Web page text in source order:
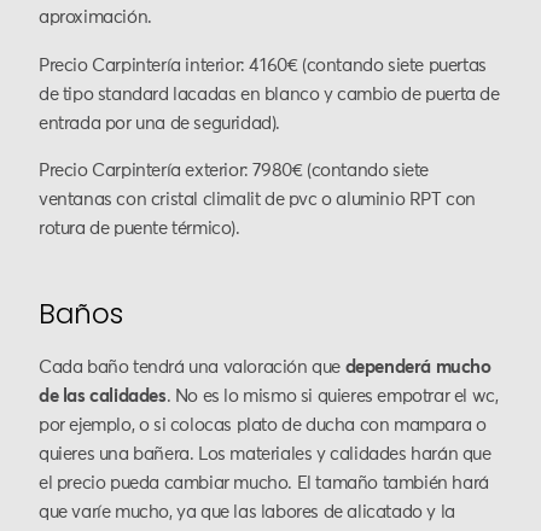
aproximación.
Precio Carpintería interior: 4160€ (contando siete puertas
de tipo standard lacadas en blanco y cambio de puerta de
entrada por una de seguridad).
Precio Carpintería exterior: 7980€ (contando siete
ventanas con cristal climalit de pvc o aluminio RPT con
rotura de puente térmico).
Baños
Cada baño tendrá una valoración que dependerá mucho
de las calidades. No es lo mismo si quieres empotrar el wc,
por ejemplo, o si colocas plato de ducha con mampara o
quieres una bañera. Los materiales y calidades harán que
el precio pueda cambiar mucho. El tamaño también hará
que varíe mucho, ya que las labores de alicatado y la